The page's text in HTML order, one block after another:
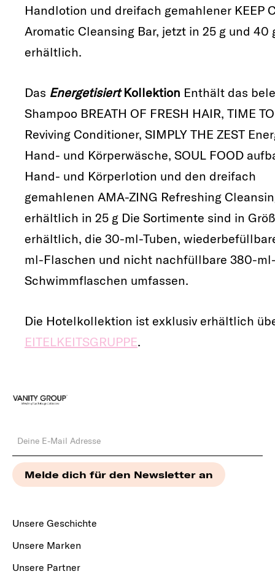
Handlotion und dreifach gemahlener KEEP
Aromatic Cleansing Bar, jetzt in 25 g und 40
erhältlich.
Das EnergetisiertKollektion Enthält das
Shampoo BREATH OF FRESH HAIR, TIME
Reviving Conditioner, SIMPLY THE ZEST
Hand- und Körperwäsche, SOUL FOOD
Hand- und Körperlotion und den dreifach
gemahlenen AMA-ZING Refreshing
erhältlich in 25 g Die Sortimente sind in
erhältlich, die 30-ml-Tuben,
ml-Flaschen und nicht nachfüllbare 380-
Schwimmflaschen umfassen.
Die Hotelkollektion ist exklusiv erhältlich
EITELKEITSGRUPPE.
Unsere Geschichte
Unsere Marken
Unsere Partner